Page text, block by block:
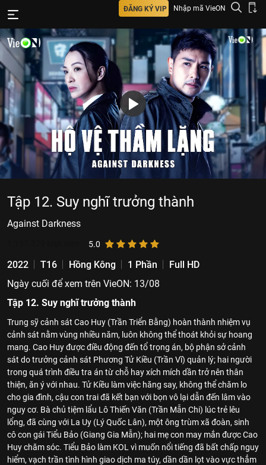
ĐĂNG KÝ VIP Nhập mã VieON
Tập 12. Suy nghĩ trưởng thành
Against Darkness
5.0
2022 T16 Hồng Kông 1 Phần
Full HD
Ngày cuối để xem trên VieON: 13/08
Tập 12. Suy nghĩ trưởng thành
Trung sỹ cảnh sát Cao Huy (Trần Triển Bằng) hoàn thành nhiệm vụ
cảnh sát nằm vùng nhiều năm, luôn không thể thoát khỏi sự hoang
mang. Cao Huy được điều động đến tổ trọng án, bộ phận sở cảnh
sát do trưởng cảnh sát Phương Tử Kiều (Trần Vĩ) quản lý; hai người
trong quá trình điều tra án từ chỗ hay xích mích dần trở nên thân
thiện, ăn ý với nhau. Tử Kiều làm việc hăng say, không thể chăm lo
cho gia đình, cậu con trai đã kết bạn với bọn vô lại dẫn đến lâm vào
nguy cơ. Bà chủ tiệm lẩu Lô Thiến Văn (Trần Mẫn Chi) lúc trẻ lêu
lổng, đã cùng với La Uy (Lý Quốc Lân), một ông trùm xã đoàn, sinh
cô con gái Tiểu Bảo (Giang Gia Mẫn); hai mẹ con may mắn được Cao
Huy chăm sóc. Tiểu Bảo làm KOL vì muốn nổi tiếng đã bất chấp nguy
hiểm, vạch trần tình hình giao dịch ma túy, dần dần lọt vào vực thẳm